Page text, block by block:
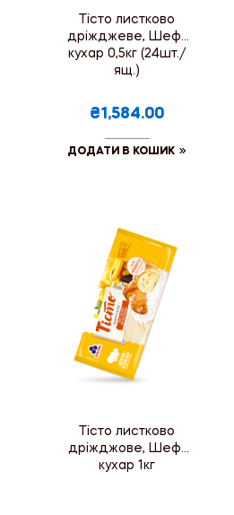
Тісто листково
дріжджеве, Шеф-
кухар 0,5кг (24шт./
ящ.)
₴1,584.00
ДОДАТИ В КОШИК
Тісто листково
дріжджове, Шеф-
кухар 1кг